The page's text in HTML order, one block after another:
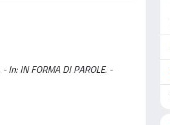
IN FORMA DI PAROLE. -